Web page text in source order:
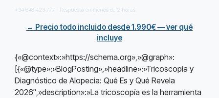
+34 648 423 777 · Respuesta en menos de 2 horas
→ Precio todo incluido desde 1.990€ — ver qué
incluye
{«@context»:»https://schema.org»,»@graph»:
[{«@type»:»BlogPosting»,»headline»:»Tricoscopía y
Diagnóstico de Alopecia: Qué Es y Qué Revela
2026″,»description»:»La tricoscopía es la herramienta